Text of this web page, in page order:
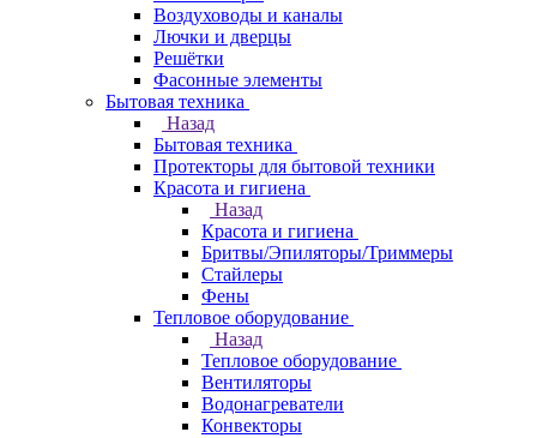
Воздуховоды и каналы
Лючки и дверцы
Решётки
Фасонные элементы
Бытовая техника
Назад
Бытовая техника
Протекторы для бытовой техники
Красота и гигиена
Назад
Красота и гигиена
Бритвы/Эпиляторы/Триммеры
Стайлеры
Фены
Тепловое оборудование
Назад
Тепловое оборудование
Вентиляторы
Водонагреватели
Конвекторы